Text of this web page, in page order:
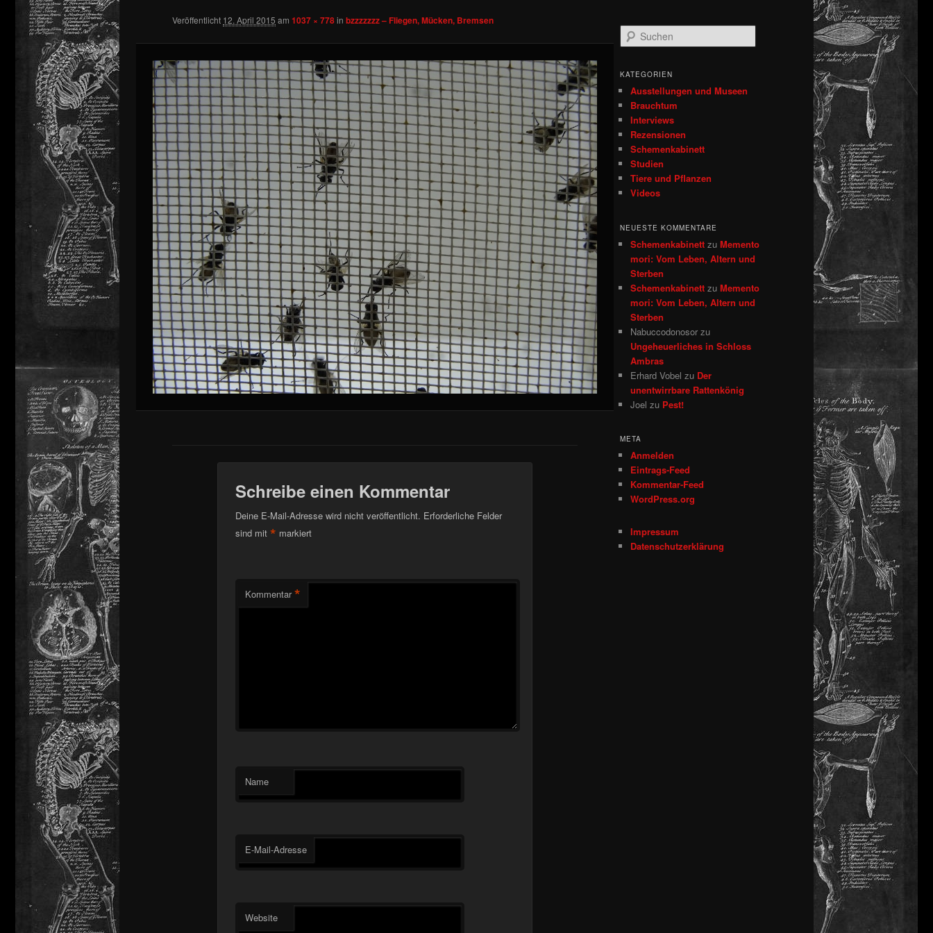
springen
Veröffentlicht 12. April 2015 am 1037 × 778in bzzzzzzz – Fliegen, Mücken, Bremsen
Schreibe einen Kommentar
Deine E-Mail-Adresse wird nicht veröffentlicht. Erforderliche Felder
sind mit * markiert
Kommentar *
Name
E-Mail-Adresse
Website
u
h
KATEGORIEN
Ausstellungen und Museen
Brauchtum
Interviews
Rezensionen
Schemenkabinett
Studien
Tiere und Pflanzen
Videos
NEUESTE KOMMENTARE
Schemenkabinett zu Memento
mori: Vom Leben, Altern und
Sterben
Schemenkabinett zu Memento
mori: Vom Leben, Altern und
Sterben
Nabuccodonosor zu
Ungeheuerliches in Schloss
Ambras
Erhard Vobel zu Der
unentwirrbare Rattenkönig
Joel zu Pest!
META
Anmelden
Eintrags-Feed
Kommentar-Feed
WordPress.org
Impressum
Datenschutzerklärung